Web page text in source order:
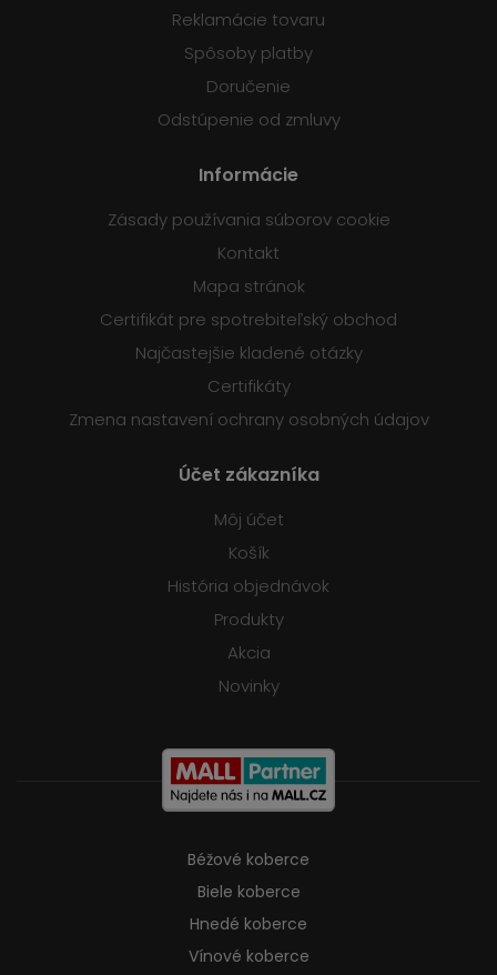
Reklamácie tovaru
Spôsoby platby
Doručenie
Odstúpenie od zmluvy
Informácie
Zásady používania súborov cookie
Kontakt
Mapa stránok
Certifikát pre spotrebiteľský obchod
Najčastejšie kladené otázky
Certifikáty
Zmena nastavení ochrany osobných údajov
Účet zákazníka
Môj účet
Košík
História objednávok
Produkty
Akcia
Novinky
Béžové koberce
Biele koberce
Hnedé koberce
Vínové koberce